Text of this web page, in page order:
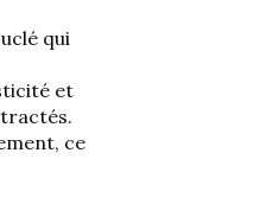
qui
et
ce